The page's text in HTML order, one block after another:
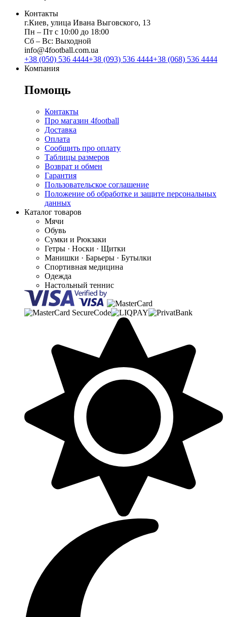
Контакты
г.Киев, улица Ивана Выговского, 13
Пн ‒ Пт с 10:00 до 18:00
Сб ‒ Вс: Выходной
info@4football.com.ua
+38 (050) 536 4444+38 (093) 536 4444+38 (068) 536 4444
Компания
Помощь
Контакты
Про магазин 4football
Доставка
Оплата
Сообщить про оплату
Таблицы размеров
Возврат и обмен
Гарантия
Пользовательское соглашение
Положение об обработке и защите персональных
данных
Каталог товаров
Мячи
Обувь
Сумки и Рюкзаки
Гетры · Носки · Щитки
Манишки · Барьеры · Бутылки
Спортивная медицина
Одежда
Настольный теннис